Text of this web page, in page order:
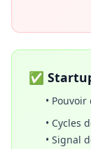
✅
•
• Cycles
• Signal